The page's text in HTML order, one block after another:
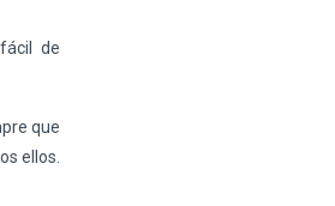
de
que
ellos.